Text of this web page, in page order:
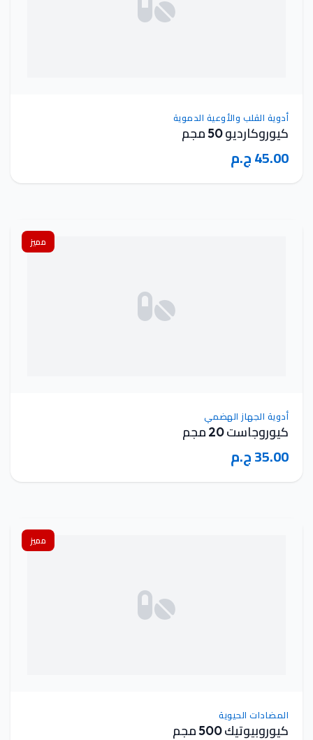
أدوية القلب والأوعية الدموية
كيوروكارديو 50 مجم
45.00 ج.م
مميز
أدوية الجهاز الهضمي
كيوروجاست 20 مجم
35.00 ج.م
مميز
المضادات الحيوية
كيوروبيوتيك 500 مجم